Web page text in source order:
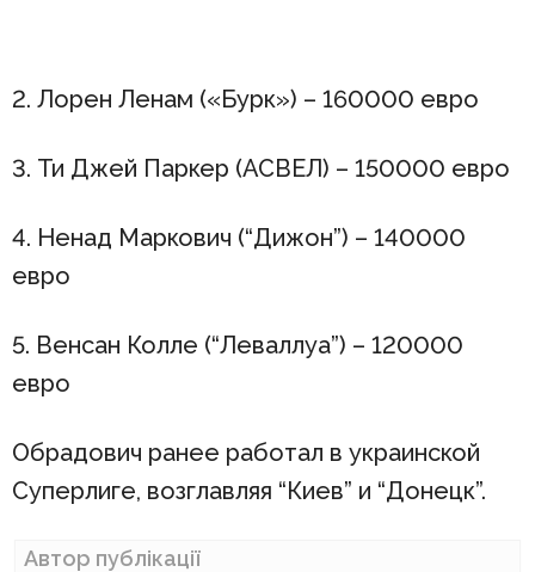
2. Лорен Ленам («Бурк») – 160000 евро
3. Ти Джей Паркер (АСВЕЛ) – 150000 евро
4. Ненад Маркович (“Дижон”) – 140000
евро
5. Венсан Колле (“Леваллуа”) – 120000
евро
Обрадович ранее работал в украинской
Суперлиге, возглавляя “Киев” и “Донецк”.
Автор публікації